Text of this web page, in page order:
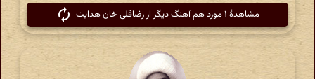
مشاهدهٔ ۱ مورد هم آهنگ دیگر از رضاقلی خان هدایت